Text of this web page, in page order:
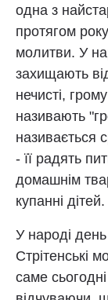
одна з
протягом
молитви. У
захищають
нечисті,
називають
називається
- її радять
домашнім
купанні дітей.
У народі
Стрітенські
саме